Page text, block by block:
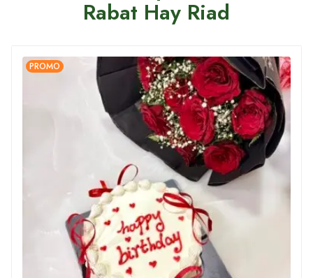
Rabat Hay Riad
PROMO